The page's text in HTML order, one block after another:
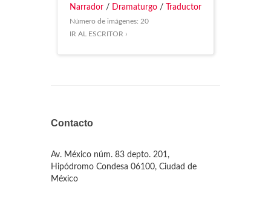
Narrador / Dramaturgo / Traductor
Número de imágenes: 20
IR AL ESCRITOR ›
Contacto
Av. México núm. 83 depto. 201,
Hipódromo Condesa 06100, Ciudad de
México